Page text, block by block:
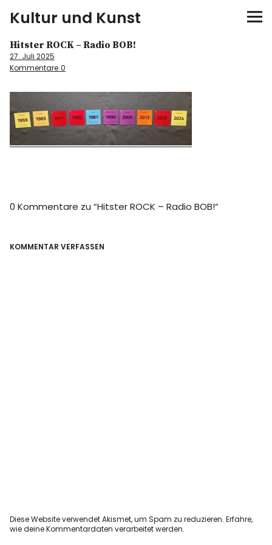
Kultur und Kunst
kultur & kunst
Spiele
Konzerte
Bloggerreisen
Über mich
Hitster ROCK – Radio BOB!
27. Juli 2025
Kommentare 0
0 Kommentare zu “Hitster ROCK – Radio BOB!”
KOMMENTAR VERFASSEN
Diese Website verwendet Akismet, um Spam zu reduzieren.Erfahre,
wie deine Kommentardaten verarbeitet werden.